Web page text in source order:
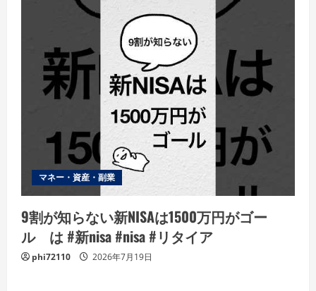
マネー・資産・副業
9割が知らない新NISAは1500万円がゴー
ル は #新nisa #nisa #リタイア
phi72110 2026年7月19日